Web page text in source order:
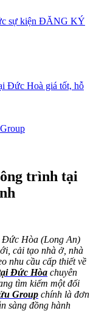
sự kiện ĐĂNG KÝ
Đức Hoà giá tốt, hỗ
trình tại
Đức Hòa (Long An)
cải tạo nhà ở, nhà
nhu cầu cấp thiết về
Đức Hòa chuyên
tìm kiếm một đối
Group chính là đơn
sàng đồng hành